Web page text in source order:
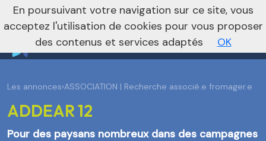
Vers le site national
Les annonces›ASSOCIATION | Recherche associé.e fromager.e
ADDEAR 12
Pour des paysans nombreux dans des campagnes
En poursuivant votre navigation sur ce site, vous
acceptez l'utilisation de cookies pour vous proposer
des contenus et services adaptés
OK